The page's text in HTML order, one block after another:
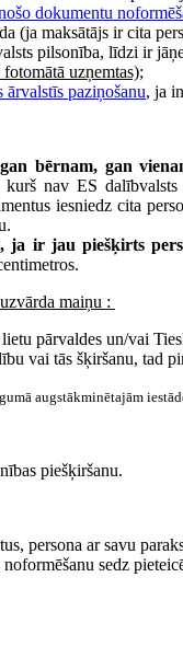
dokumentu
(ja maksātājs ir cita
pilsonība, līdzi ir
uzņemtas);
ārvalstīs paziņošanu, ja
bērnam, gan
kurš nav ES
iesniedz cita
ja ir jau piešķirts
maiņu :
pārvaldes un/vai
vai tās šķiršanu, tad
augstākminētajām
piešķiršanu.
persona ar savu
sedz